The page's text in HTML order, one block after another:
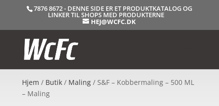
7876 8672 - DENNE SIDE ER ET PRODUKTKATALOG OG
LINKER TIL SHOPS MED PRODUKTERNE
HEJ@WCFC.DK
Hjem / Butik/ Maling/ S&F – Kobbermaling – 500 ML
– Maling